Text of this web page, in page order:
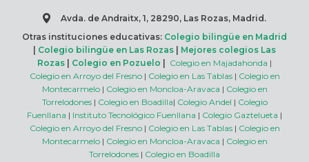
Avda. de Andraitx, 1, 28290, Las Rozas, Madrid.
Otras instituciones educativas: Colegio bilingüe en Madrid
| Colegio bilingüe en Las Rozas | Mejores colegios Las
Rozas | Colegio en Pozuelo | Colegio en Majadahonda |
Colegio en Arroyo del Fresno| Colegio en Las Tablas| Colegio en
Montecarmelo| Colegio en Moncloa-Aravaca | Colegio en
Torrelodones| Colegio en Boadilla| Colegio Andel | Colegio
Fuenllana | Instituto Tecnológico Fuenllana | Colegio Gaztelueta |
Colegio en Arroyo del Fresno| Colegio en Las Tablas| Colegio en
Montecarmelo| Colegio en Moncloa-Aravaca | Colegio en
Torrelodones | Colegio en Boadilla